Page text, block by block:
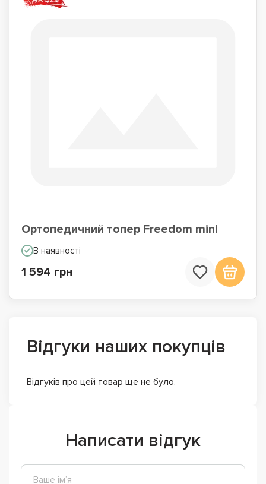
Ортопедичний топер Freedom mini
В наявності
1 594 грн
Відгуки наших покупців
Відгуків про цей товар ще не було.
Написати відгук